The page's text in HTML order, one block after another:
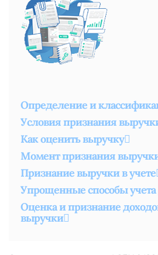
Определение и
Условия признания
Как оценить выручку
Момент признания
Признание выручки в учете
Упрощенные способы учета
Оценка и признание
выручки